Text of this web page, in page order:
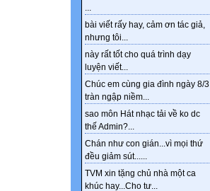
...
bài viết rấy hay, cảm ơn tác giả,
nhưng tôi...
này rất tốt cho quá trình dạy
luyện viết...
Chúc em cùng gia đình ngày 8/3
tràn ngập niềm...
sao môn Hát nhạc tải về ko dc
thế Admin?...
Chán như con gián...vì mọi thứ
đều giảm sút......
TVM xin tặng chủ nhà một ca
khúc hay...Cho tư...